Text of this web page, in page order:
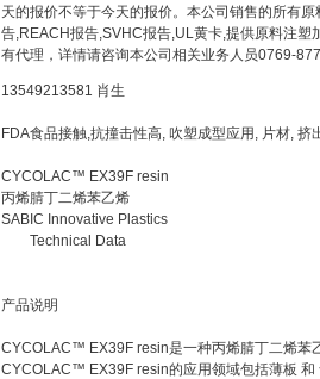
天的报价不等于今天的报价。本公司销售的所有
告,REACH报告,SVHC报告,UL黄卡,提供原料注
有代理，详情请咨询本公司相关业务人员0769-
13549213581 肖生
FDA食品接触,抗撞击性高, 吹塑成型应用, 片材, 挤
CYCOLAC™ EX39F resin
丙烯腈丁二烯苯乙烯
SABIC Innovative Plastics
Technical Data
产品说明
CYCOLAC™ EX39F resin是一种丙烯腈丁二烯苯
CYCOLAC™ EX39F resin的应用领域包括薄板 和